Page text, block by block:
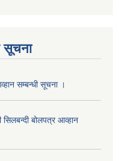
सूचना
सम्बन्धी सूचना ।
बोलपत्र आव्हान